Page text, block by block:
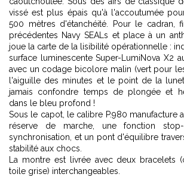
vissé est plus épais qu'à l'accoutumée
500 mètres d'étanchéité. Pour le cadran,
précédentes Navy SEALs et place à un
joue la carte de la lisibilité opérationnelle :
surface luminescente Super-LumiNova X2
avec un codage bicolore malin (vert pour
l'aiguille des minutes et le point de la
jamais confondre temps de plongée et
dans le bleu profond !
Sous le capot, le calibre P.980 manufacture
réserve de marche, une fonction
synchronisation, et un pont d'équilibre
stabilité aux chocs.
La montre est livrée avec deux bracelets
toile grise) interchangeables.